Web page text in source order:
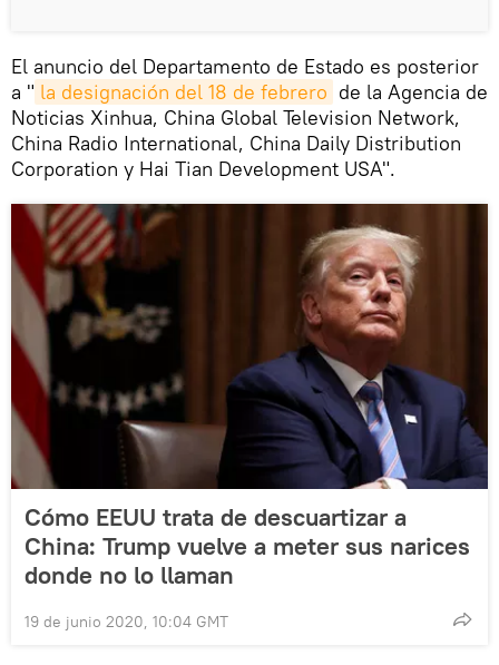
El anuncio del Departamento de Estado es posterior
a " la designación del 18 de febrero de la Agencia de
Noticias Xinhua, China Global Television Network,
China Radio International, China Daily Distribution
Corporation y Hai Tian Development USA".
Cómo EEUU trata de descuartizar a
China: Trump vuelve a meter sus narices
donde no lo llaman
19 de junio 2020, 10:04 GMT